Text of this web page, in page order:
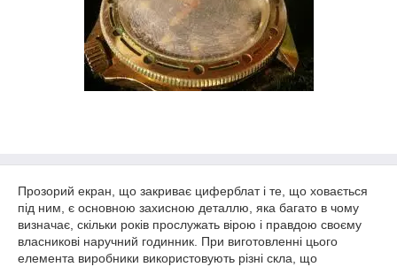
Прозорий екран, що закриває циферблат і те, що ховається
під ним, є основною захисною деталлю, яка багато в чому
визначає, скільки років прослужать вірою і правдою своєму
власникові наручний годинник. При виготовленні цього
елемента виробники використовують різні скла, що